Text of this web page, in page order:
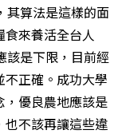
其算法是這樣的面
來養活全台人
該是下限，目前經
正確。成功大學
，優良農地應該是
也不該再讓這些違